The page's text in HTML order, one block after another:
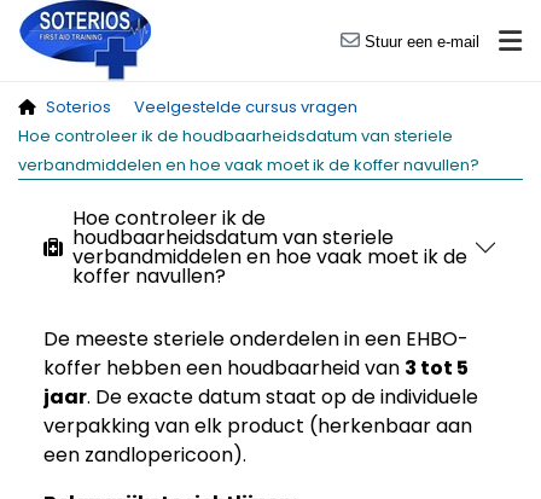
Stuur een e-mail
Soterios
Veelgestelde cursus vragen
Hoe controleer ik de houdbaarheidsdatum van steriele
verbandmiddelen en hoe vaak moet ik de koffer navullen?
Hoe controleer ik de
houdbaarheidsdatum van steriele
verbandmiddelen en hoe vaak moet ik de
koffer navullen?
De meeste steriele onderdelen in een EHBO-
koffer hebben een houdbaarheid van 3 tot 5
jaar. De exacte datum staat op de individuele
verpakking van elk product (herkenbaar aan
een zandlopericoon).